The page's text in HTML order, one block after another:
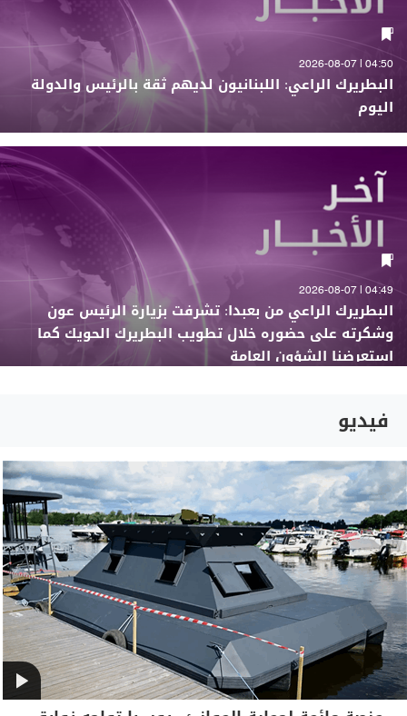
04:50 | 2026-08-07
البطريرك الراعي: اللبنانيون لديهم ثقة بالرئيس والدولة
اليوم
04:49 | 2026-08-07
البطريرك الراعي من بعبدا: تشرفت بزيارة الرئيس عون
وشكرته على حضوره خلال تطويب البطريرك الحويك كما
استعرضنا الشؤون العامة
فيديو